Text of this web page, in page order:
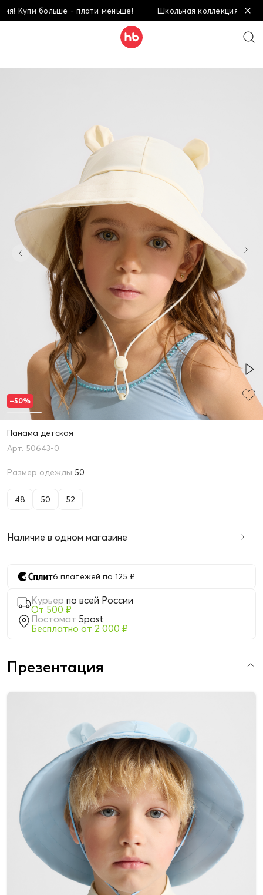
больше - плати меньше! Школьная коллекция! Купи
Панама детская
50643-0
Размер одежды 50
48 50 52
Наличие в одном магазине
6 платежей по 125 ₽
Курьер по всей России
От 500 ₽
Постомат 5post
Бесплатно от 2 000 ₽
–50%
Презентация